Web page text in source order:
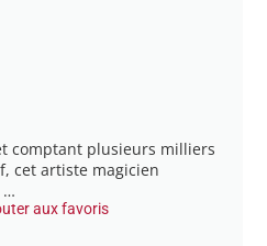
comptant plusieurs milliers
cet artiste magicien
…
aux favoris